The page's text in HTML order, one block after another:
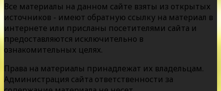
Все материалы на данном сайте взяты из открытых
источников - имеют обратную ссылку на материал в
интернете или присланы посетителями сайта и
предоставляются исключительно в
ознакомительных целях.
Права на материалы принадлежат их владельцам.
Администрация сайта ответственности за